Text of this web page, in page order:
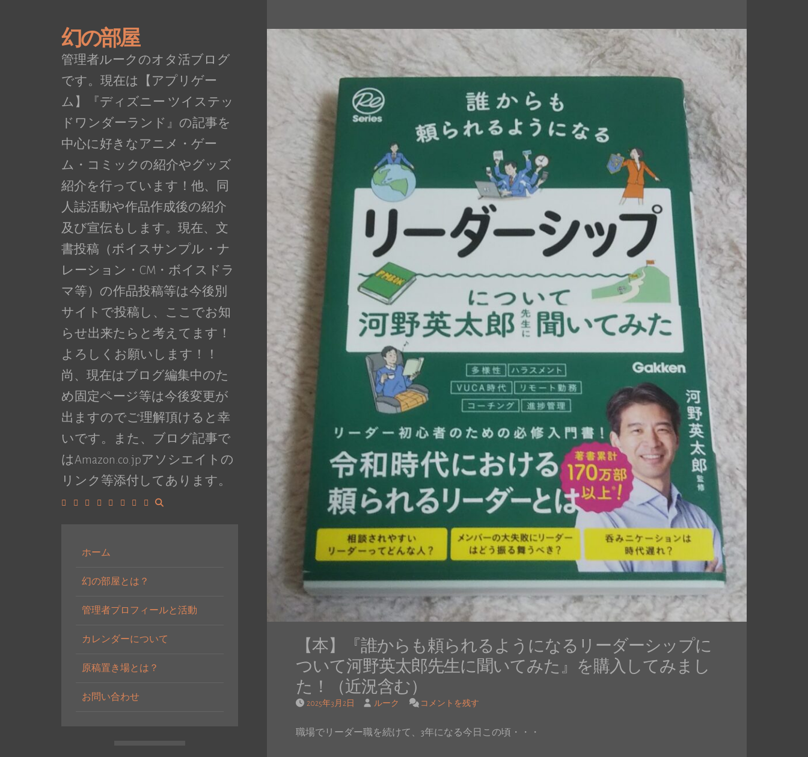
幻の部屋
管理者ルークのオタ活ブログ
です。現在は【アプリゲー
ム】『ディズニー ツイステッ
ドワンダーランド』の記事を
中心に好きなアニメ・ゲー
ム・コミックの紹介やグッズ
紹介を行っています！他、同
人誌活動や作品作成後の紹介
及び宣伝もします。現在、文
書投稿（ボイスサンプル・ナ
レーション・CM・ボイスドラ
マ等）の作品投稿等は今後別
サイトで投稿し、ここでお知
らせ出来たらと考えてます！
よろしくお願いします！！
尚、現在はブログ編集中のた
め固定ページ等は今後変更が
出ますのでご理解頂けると幸
いです。また、ブログ記事で
はAmazon.co.jpアソシエイトの
リンク等添付してあります。
ホーム
幻の部屋とは？
管理者プロフィールと活動
カレンダーについて
原稿置き場とは？
お問い合わせ
【本】『誰からも頼られるようになるリーダーシップに
ついて河野英太郎先生に聞いてみた』を購入してみまし
た！（近況含む）
2025年3月2日 ルーク コメントを残す
職場でリーダー職を続けて、3年になる今日この頃・・・